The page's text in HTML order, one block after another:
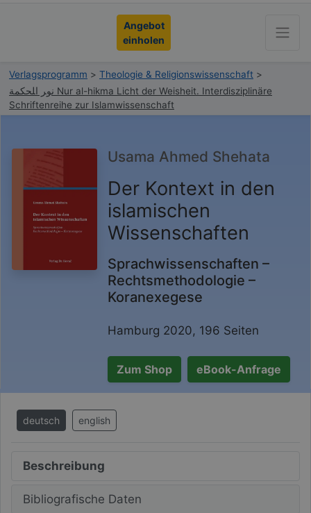
Angebot
einholen
Verlagsprogramm > Theologie & Religionswissenschaft >
ﻧﻮﺮ ﺍﻠﺤﻜﻤﺔ Nur al-hikma Licht der Weisheit. Interdisziplinäre
Schriftenreihe zur Islamwissenschaft
Usama Ahmed Shehata
Der Kontext in den
islamischen
Wissenschaften
Sprachwissenschaften –
Rechtsmethodologie –
Koranexegese
Hamburg 2020, 196 Seiten
Zum Shop eBook-Anfrage
deutsch english
Beschreibung
Bibliografische Daten